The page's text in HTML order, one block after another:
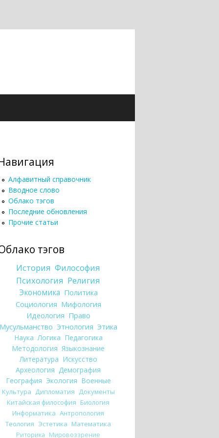
Алфавитный справочник
Вводное слово
Облако тэгов
Последние обновления
Прочие статьи
тэгов
История Философия
Психология Религия
Экономика Политика
Социология Мифология
Идеология Право
Этнология Этика
Наука Логика Педагогика
Методология Языкознание
Литература Искусство
Археология Демография
География Экология Военные
Культура Дипломатия Документы
Китайская философия Биология
Информатика Антропология
Теология Эстетика Математика
Риторика Мировоззрение